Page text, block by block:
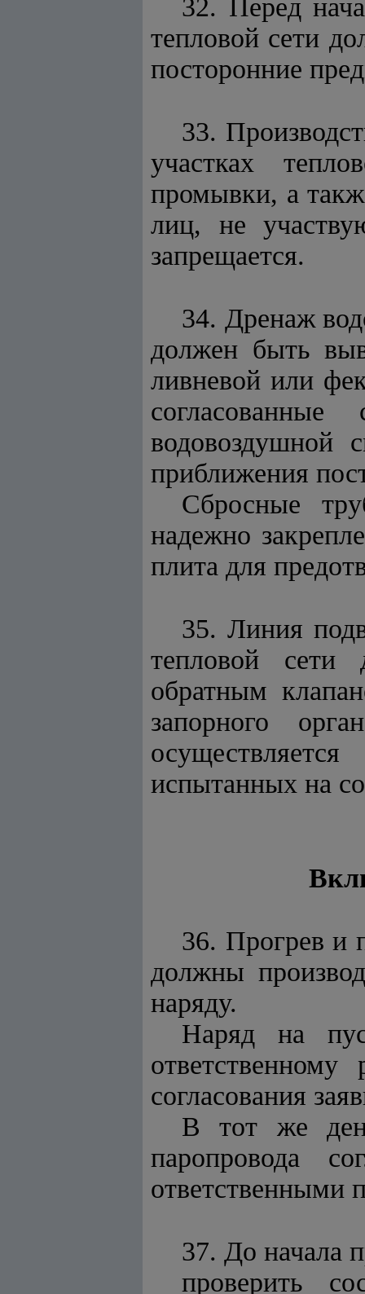
32. Перед
тепловой сети
посторонние
33.
участках
промывки, а
лиц, не
запрещается.
34. Дренаж
должен быть
ливневой или
водовоздушной
приближения
Сбросные
надежно
плита для
35. Линия
тепловой сети
обратным
запорного
испытанных на
36. Прогрев и
должны
наряду.
Наряд на
согласования
В тот же
паропровода
ответственными
37. До начала
проверить